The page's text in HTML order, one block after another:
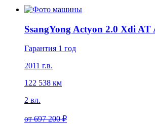
SsangYong Actyon 2.0 Xdi AT
Гарантия 1 год
2011 г.в.
122 538 км
2 вл.
от697 200 ₽